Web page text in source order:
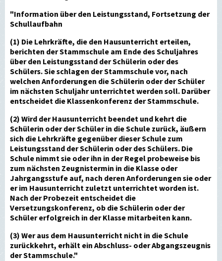
"Information über den Leistungsstand, Fortsetzung der
Schullaufbahn
(1) Die Lehrkräfte, die den Hausunterricht erteilen,
berichten der Stammschule am Ende des Schuljahres
über den Leistungsstand der Schülerin oder des
Schülers. Sie schlagen der Stammschule vor, nach
welchen Anforderungen die Schülerin oder der Schüler
im nächsten Schuljahr unterrichtet werden soll. Darüber
entscheidet die Klassenkonferenz der Stammschule.
(2) Wird der Hausunterricht beendet und kehrt die
Schülerin oder der Schüler in die Schule zurück, äußern
sich die Lehrkräfte gegenüber dieser Schule zum
Leistungsstand der Schülerin oder des Schülers. Die
Schule nimmt sie oder ihn in der Regel probeweise bis
zum nächsten Zeugnistermin in die Klasse oder
Jahrgangsstufe auf, nach deren Anforderungen sie oder
er im Hausunterricht zuletzt unterrichtet worden ist.
Nach der Probezeit entscheidet die
Versetzungskonferenz, ob die Schülerin oder der
Schüler erfolgreich in der Klasse mitarbeiten kann.
(3) Wer aus dem Hausunterricht nicht in die Schule
zurückkehrt, erhält ein Abschluss- oder Abgangszeugnis
der Stammschule."